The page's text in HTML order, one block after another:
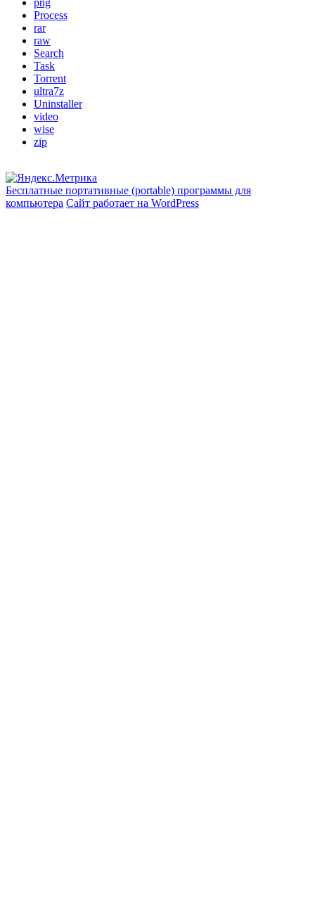
png
Process
rar
raw
Search
Task
Torrent
ultra7z
Uninstaller
video
wise
zip
Бесплатные портативные (portable) программы для
компьютера Сайт работает на WordPress